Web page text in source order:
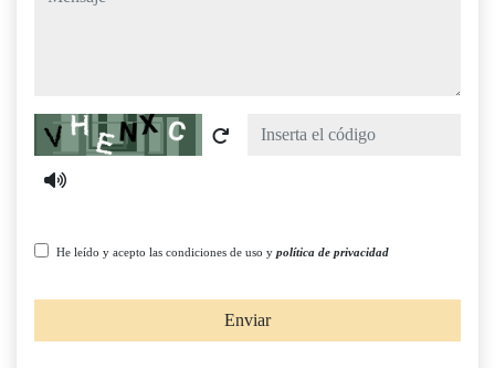
Captcha
He leído y acepto las condiciones de uso y política de privacidad
Enviar